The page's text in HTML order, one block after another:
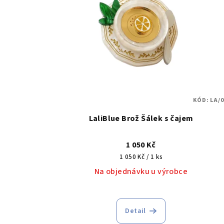
LaliBlue Brož Šálek s čajem
1 050 Kč
Měrná
cena:
1 050 Kč / 1 ks
Na objednávku u výrobce
Detail
KÓD: LA/